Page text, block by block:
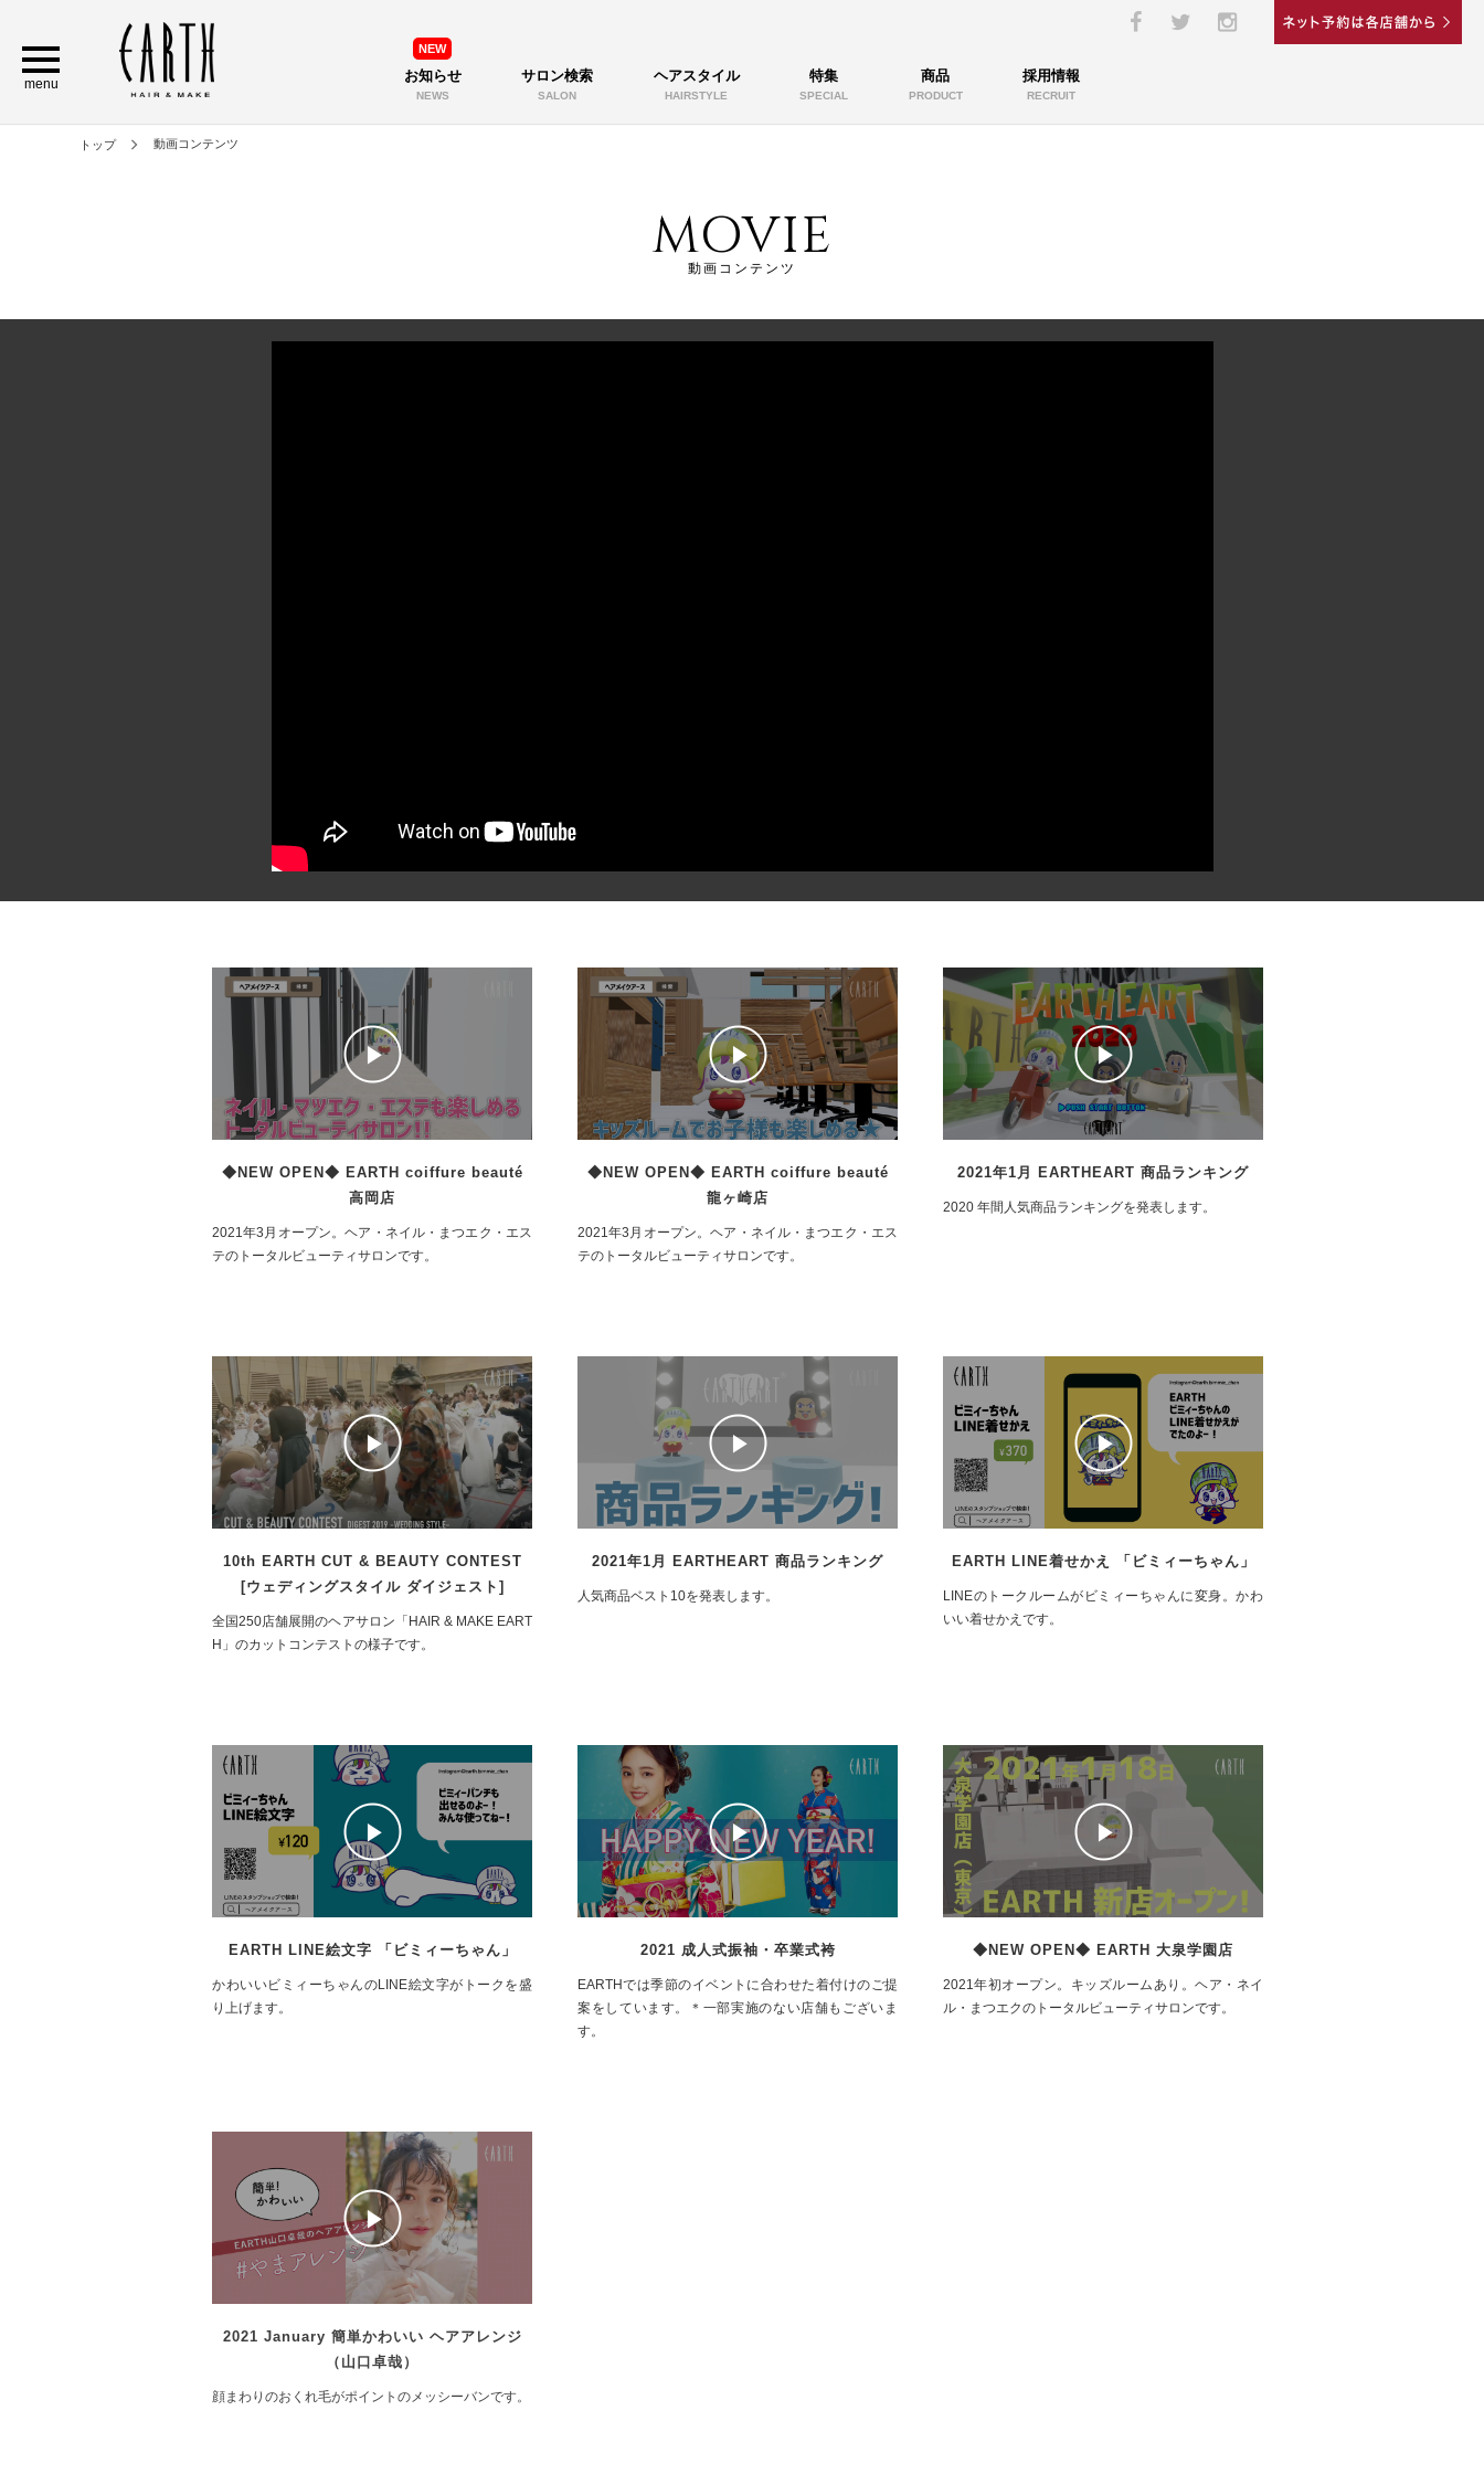
NEW
お知らせ
NEWS
サロン検索
SALON
ヘアスタイル
HAIRSTYLE
特集
SPECIAL
商品
PRODUCT
採用情報
RECRUIT
menu
トップ 動画コンテンツ
MOVIE
動画コンテンツ
◆NEW OPEN◆ EARTH coiffure beauté
高岡店
2021年3月オープン。ヘア・ネイル・まつエク・エス
テのトータルビューティサロンです。
◆NEW OPEN◆ EARTH coiffure beauté
龍ヶ崎店
2021年3月オープン。ヘア・ネイル・まつエク・エス
テのトータルビューティサロンです。
2021年1月 EARTHEART 商品ランキング
2020 年間人気商品ランキングを発表します。
10th EARTH CUT & BEAUTY CONTEST
[ウェディングスタイル ダイジェスト]
全国250店舗展開のヘアサロン「HAIR & MAKE EART
H」のカットコンテストの様子です。
2021年1月 EARTHEART 商品ランキング
人気商品ベスト10を発表します。
EARTH LINE着せかえ 「ビミィーちゃん」
LINEのトークルームがビミィーちゃんに変身。かわ
いい着せかえです。
EARTH LINE絵文字 「ビミィーちゃん」
かわいいビミィーちゃんのLINE絵文字がトークを盛
り上げます。
2021 成人式振袖・卒業式袴
EARTHでは季節のイベントに合わせた着付けのご提
案をしています。＊一部実施のない店舗もございま
す。
◆NEW OPEN◆ EARTH 大泉学園店
2021年初オープン。キッズルームあり。ヘア・ネイ
ル・まつエクのトータルビューティサロンです。
2021 January 簡単かわいい ヘアアレンジ
（山口卓哉）
顔まわりのおくれ毛がポイントのメッシーバンです。